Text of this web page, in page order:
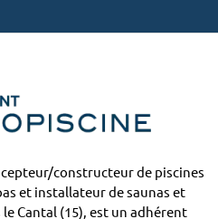
constructeur de piscines
et installateur de saunas et
Cantal (15), est un adhérent